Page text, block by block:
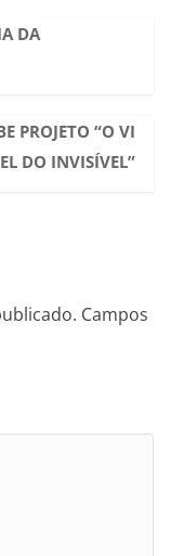
DA
PROJETO “O VI
DO INVISÍVEL”
Campos